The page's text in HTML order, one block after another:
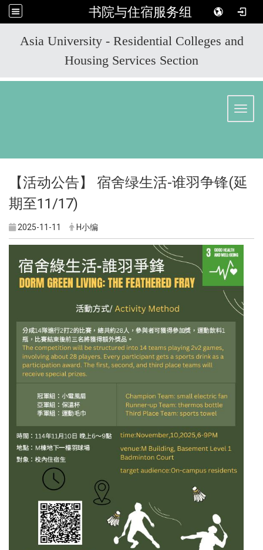
书院与住宿服务组
Asia University - Residential Colleges and
Housing Services Section
【活动公告】 宿舍绿生活-谁羽争锋(延
期至11/17)
2025-11-11 H小编